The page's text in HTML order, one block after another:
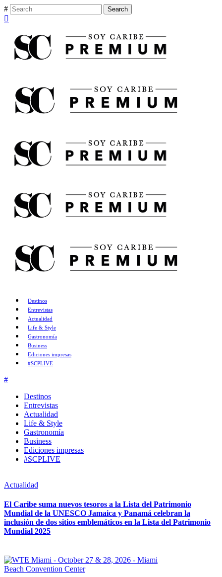
Destinos
Entrevistas
Actualidad
Life & Style
Gastronomía
Business
Ediciones impresas
#SCPLIVE
Destinos
Entrevistas
Actualidad
Life & Style
Gastronomía
Business
Ediciones impresas
#SCPLIVE
Actualidad
El Caribe suma nuevos tesoros a la Lista del Patrimonio
Mundial de la UNESCO Jamaica y Panamá celebran la
inclusión de dos sitios emblemáticos en la Lista del Patrimonio
Mundial 2025